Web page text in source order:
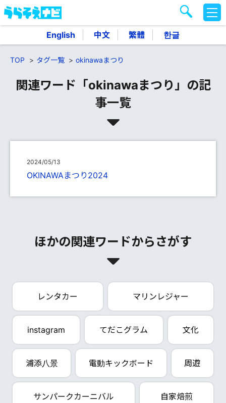
English 中文 繁體 한글
M
E
TOP タグ一覧 okinawaまつり
関連ワード「okinawaまつり」の記
事一覧
2024/05/13
OKINAWAまつり2024
ほかの関連ワードからさがす
レンタカー マリンレジャー
instagram てだこグラム 文化
浦添八景 電動キックボード 周遊
サンパークカーニバル 自家焙煎